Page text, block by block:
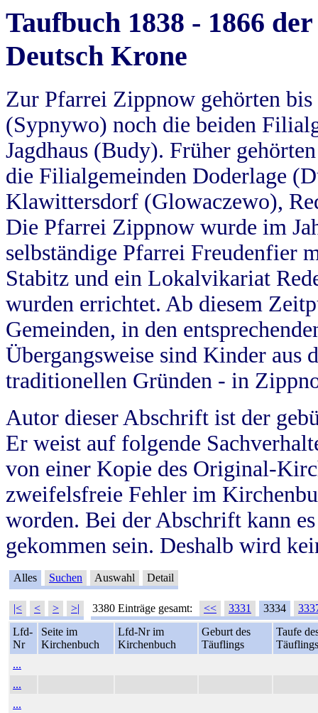
Taufbuch 1838 - 1866
Deutsch Krone
Zur Pfarrei Zippnow gehörten
(Sypnywo) noch die beiden
Jagdhaus (Budy). Früher
die Filialgemeinden Doderlage
Klawittersdorf (Glowaczewo),
Die Pfarrei Zippnow wurde im
selbständige Pfarrei Freudenfier
Stabitz und ein Lokalvikariat
wurden errichtet. Ab diesem
Gemeinden, in den
Übergangsweise sind Kinder aus
traditionellen Gründen - in
Autor dieser Abschrift ist der
Er weist auf folgende
von einer Kopie des Original-
zweifelsfreie Fehler im
worden. Bei der Abschrift kann
gekommen sein. Deshalb wird
Alles Suchen Auswahl Detail
|< < > >| 3380 Einträge gesamt: << 3331 3334
Lfd-
Nr
Seite im
Kirchenbuch
Lfd-Nr im
Kirchenbuch
Geburt des
Täuflings
Taufe
Täuflings
...
...
...